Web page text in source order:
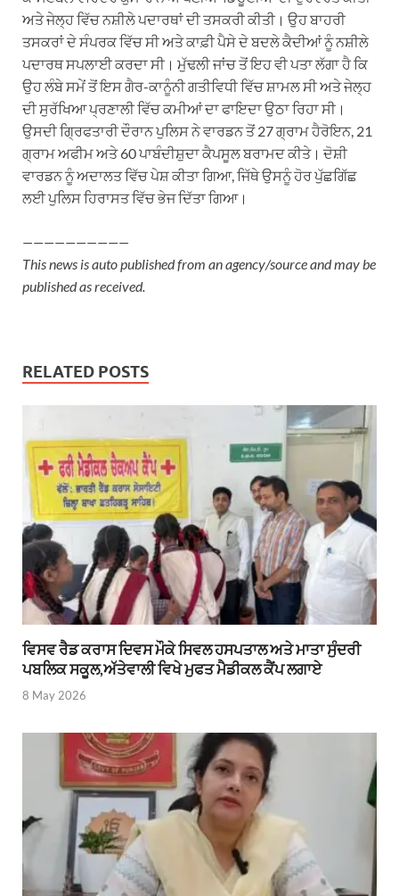
ਅਤੇ ਜੇਲ੍ਹ ਵਿੱਚ ਨਸ਼ੀਲੇ ਪਦਾਰਥਾਂ ਦੀ ਤਸਕਰੀ ਕੀਤੀ। ਉਹ ਬਾਹਰੀ
ਤਸਕਰਾਂ ਦੇ ਸੰਪਰਕ ਵਿੱਚ ਸੀ ਅਤੇ ਕਾਫ਼ੀ ਪੈਸੇ ਦੇ ਬਦਲੇ ਕੈਦੀਆਂ ਨੂੰ ਨਸ਼ੀਲੇ
ਪਦਾਰਥ ਸਪਲਾਈ ਕਰਦਾ ਸੀ। ਮੁੱਢਲੀ ਜਾਂਚ ਤੋਂ ਇਹ ਵੀ ਪਤਾ ਲੱਗਾ ਹੈ ਕਿ
ਉਹ ਲੰਬੇ ਸਮੇਂ ਤੋਂ ਇਸ ਗੈਰ-ਕਾਨੂੰਨੀ ਗਤੀਵਿਧੀ ਵਿੱਚ ਸ਼ਾਮਲ ਸੀ ਅਤੇ ਜੇਲ੍ਹ
ਦੀ ਸੁਰੱਖਿਆ ਪ੍ਰਣਾਲੀ ਵਿੱਚ ਕਮੀਆਂ ਦਾ ਫਾਇਦਾ ਉਠਾ ਰਿਹਾ ਸੀ।
ਉਸਦੀ ਗ੍ਰਿਫਤਾਰੀ ਦੌਰਾਨ ਪੁਲਿਸ ਨੇ ਵਾਰਡਨ ਤੋਂ 27 ਗ੍ਰਾਮ ਹੈਰੋਇਨ, 21
ਗ੍ਰਾਮ ਅਫੀਮ ਅਤੇ 60 ਪਾਬੰਦੀਸ਼ੁਦਾ ਕੈਪਸੂਲ ਬਰਾਮਦ ਕੀਤੇ। ਦੋਸ਼ੀ
ਵਾਰਡਨ ਨੂੰ ਅਦਾਲਤ ਵਿੱਚ ਪੇਸ਼ ਕੀਤਾ ਗਿਆ, ਜਿੱਥੇ ਉਸਨੂੰ ਹੋਰ ਪੁੱਛਗਿੱਛ
ਲਈ ਪੁਲਿਸ ਹਿਰਾਸਤ ਵਿੱਚ ਭੇਜ ਦਿੱਤਾ ਗਿਆ।
——————————
This news is auto published from an agency/source and may be
published as received.
RELATED POSTS
ਵਿਸਵ ਰੈਡ ਕਰਾਸ ਦਿਵਸ ਮੌਕੇ ਸਿਵਲ ਹਸਪਤਾਲ ਅਤੇ ਮਾਤਾ ਸੁੰਦਰੀ
ਪਬਲਿਕ ਸਕੂਲ,ਅੱਤੇਵਾਲੀ ਵਿਖੇ ਮੁਫਤ ਮੈਡੀਕਲ ਕੈਂਪ ਲਗਾਏ
8 May 2026